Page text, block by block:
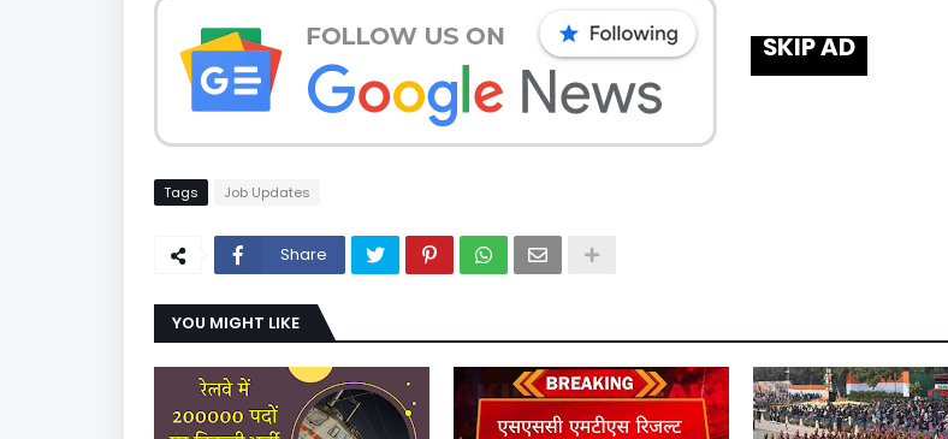
Tags Job Updates
Share
YOU MIGHT LIKE
SKIP AD